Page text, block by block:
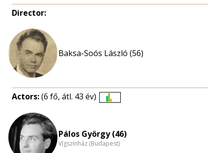
Director:
Baksa-Soós László (56)
Actors:(6 fő, átl. 43 év)
nagyítása
Pálos György (46)
Vígszínház (Budapest)